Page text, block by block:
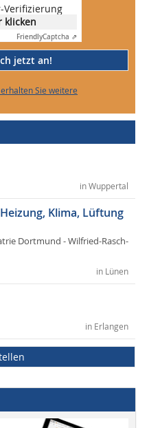
Verifizierung
klicken
FriendlyCaptcha ⇗
jetzt an!
Sie weitere
in Wuppertal
Klima, Lüftung
Dortmund - Wilfried-Rasch-
in Lünen
in Erlangen